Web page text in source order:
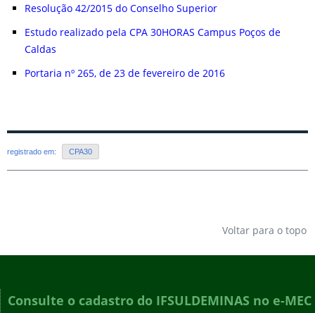
Resolução 42/2015 do Conselho Superior
Estudo realizado pela CPA 30HORAS Campus Poços de
Caldas
Portaria nº 265, de 23 de fevereiro de 2016
registrado em: CPA30
Voltar para o topo
Consulte o cadastro do IFSULDEMINAS no e-MEC